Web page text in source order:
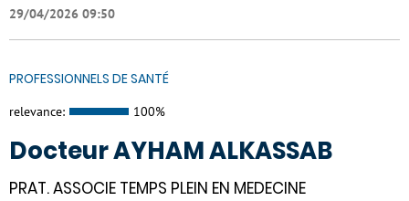
29/04/2026 09:50
PROFESSIONNELS DE SANTÉ
relevance: 100%
Docteur AYHAM ALKASSAB
PRAT. ASSOCIE TEMPS PLEIN EN MEDECINE